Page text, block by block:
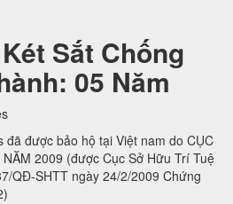
Sắt Chống
05 Năm
đã được bảo hộ tại Việt nam do CỤC
2009 (được Cục Sở Hữu Trí Tuệ
QĐ-SHTT ngày 24/2/2009 Chứng